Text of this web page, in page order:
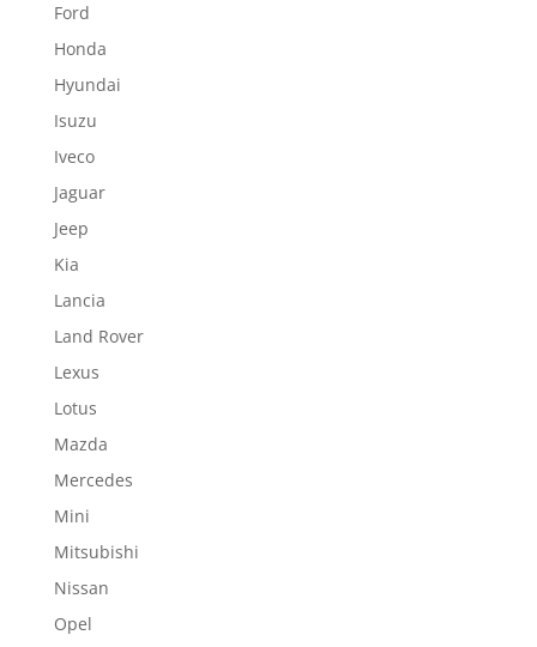
Ford
Honda
Hyundai
Isuzu
Iveco
Jaguar
Jeep
Kia
Lancia
Land Rover
Lexus
Lotus
Mazda
Mercedes
Mini
Mitsubishi
Nissan
Opel